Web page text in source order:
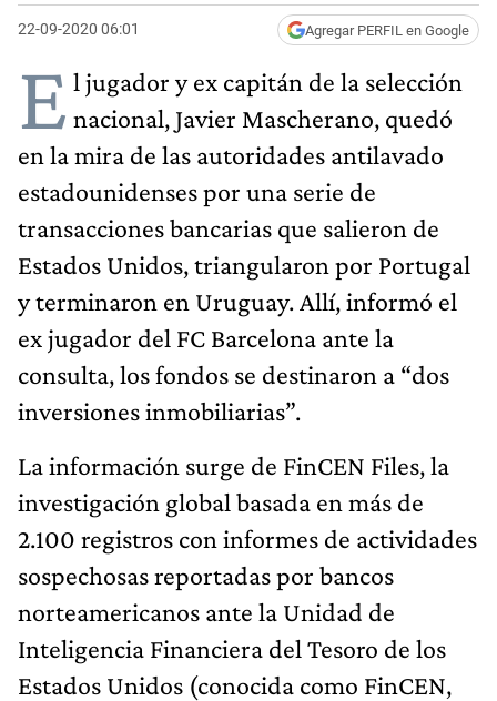
22-09-2020 06:01 Agregar PERFIL en Google
E l jugador y ex capitán de la selección
nacional, Javier Mascherano, quedó
en la mira de las autoridades antilavado
estadounidenses por una serie de
transacciones bancarias que salieron de
Estados Unidos, triangularon por Portugal
y terminaron en Uruguay. Allí, informó el
ex jugador del FC Barcelona ante la
consulta, los fondos se destinaron a “dos
inversiones inmobiliarias”.
La información surge de FinCEN Files, la
investigación global basada en más de
2.100 registros con informes de actividades
sospechosas reportadas por bancos
norteamericanos ante la Unidad de
Inteligencia Financiera del Tesoro de los
Estados Unidos (conocida como FinCEN,